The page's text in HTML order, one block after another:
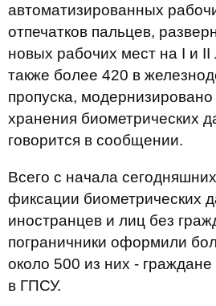
автоматизированных
отпечатков пальцев,
новых рабочих мест на I и II
также более 420 в
пропуска,
хранения биометрических
говорится в сообщении.
Всего с начала
фиксации биометрических
иностранцев и лиц без
пограничники оформили
около 500 из них -
в ГПСУ.